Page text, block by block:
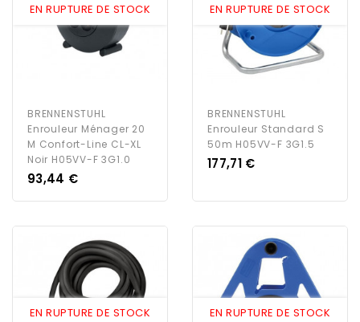
EN RUPTURE DE STOCK
BRENNENSTUHL
Enrouleur Ménager 20
M Confort-Line CL-XL
Noir H05VV-F 3G1.0
Prix
93,44 €
EN RUPTURE DE STOCK
BRENNENSTUHL
Enrouleur Standard S
50m H05VV-F 3G1.5
Prix
177,71 €
EN RUPTURE DE STOCK EN RUPTURE DE STOCK